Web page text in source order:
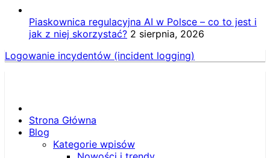
Piaskownica regulacyjna AI w Polsce – co to jest i
jak z niej skorzystać? 2 sierpnia, 2026
Logowanie incydentów (incident logging)
Strona Główna
Blog
Kategorie wpisów